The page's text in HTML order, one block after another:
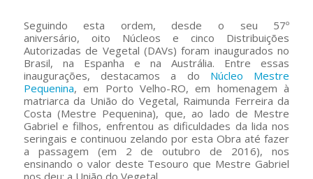
Seguindo esta ordem, desde o seu 57º
aniversário, oito Núcleos e cinco Distribuições
Autorizadas de Vegetal (DAVs) foram inaugurados no
Brasil, na Espanha e na Austrália. Entre essas
inaugurações, destacamos a do Núcleo Mestre
Pequenina, em Porto Velho-RO, em homenagem à
matriarca da União do Vegetal, Raimunda Ferreira da
Costa (Mestre Pequenina), que, ao lado de Mestre
Gabriel e filhos, enfrentou as dificuldades da lida nos
seringais e continuou zelando por esta Obra até fazer
a passagem (em 2 de outubro de 2016), nos
ensinando o valor deste Tesouro que Mestre Gabriel